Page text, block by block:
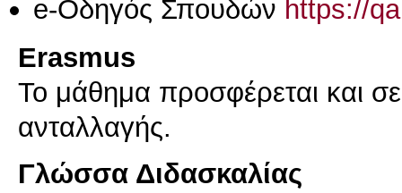
e-Οδηγός Σπουδών https://
Erasmus
Το μάθημα προσφέρεται και
ανταλλαγής.
Γλώσσα Διδασκαλίας